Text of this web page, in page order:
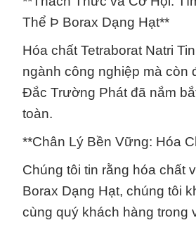
Thể Þ Borax Dạng Hạt**
Hóa chất Tetraborat Natri
ngành công nghiệp mà còn
Đắc Trường Phát đã nắm
toàn.
**Chân Lý Bền Vững: Hóa
Chúng tôi tin rằng hóa chất
Borax Dạng Hạt, chúng tôi
cùng quý khách hàng trong